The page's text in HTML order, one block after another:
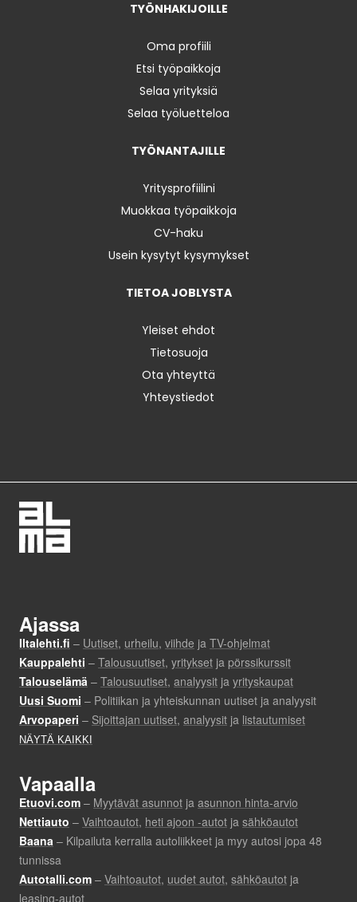
TYÖNHAKIJOILLE
Oma profiili
Etsi työpaikkoja
Selaa yrityksiä
Selaa työluetteloa
TYÖNANTAJILLE
Yritysprofiilini
Muokkaa työpaikkoja
CV-haku
Usein kysytyt kysymykset
TIETOA JOBLYSTA
Yleiset ehdot
Tietosuoja
Ota yhteyttä
Yhteystiedot